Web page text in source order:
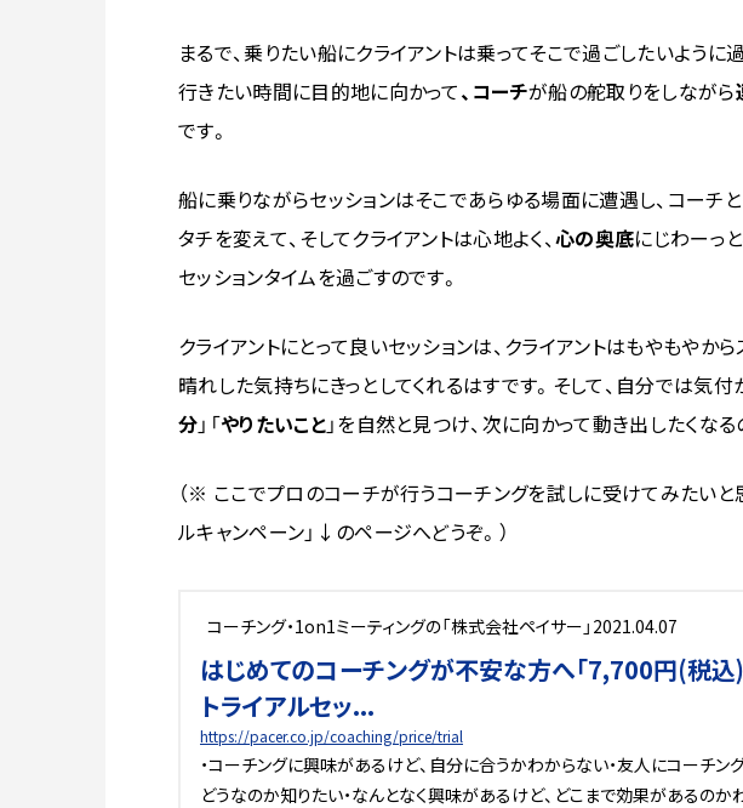
まるで、乗りたい船にクライアントは乗ってそこで過ごしたいように
行きたい時間に目的地に向かって、コーチが船の舵取りをしながら
です。
船に乗りながらセッションはそこであらゆる場面に遭遇し、コーチ
タチを変えて、そしてクライアントは心地よく、心の奥底にじわーっ
セッションタイムを過ごすのです。
クライアントにとって良いセッションは、クライアントはもやもやか
晴れした気持ちにきっとしてくれるはすです。そして、自分では気付
分」「やりたいこと」を自然と見つけ、次に向かって動き出したくなる
（※ ここでプロのコーチが行うコーチングを試しに受けてみたいと
ルキャンペーン」↓のページへどうぞ。）
コーチング・1on1ミーティングの「株式会社ペイサー」 2021.04.07
はじめてのコーチングが不安な方へ「7,700円(税込
トライアルセッ...
https://pacer.co.jp/coaching/price/trial
・コーチングに興味があるけど、自分に合うかわからない・友人にコーチン
どうなのか知りたい・なんとなく興味があるけど、どこまで効果があるのか